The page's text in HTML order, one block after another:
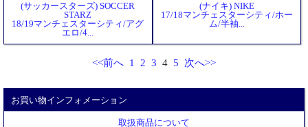
(サッカースターズ) SOCCER
STARZ
18/19マンチェスターシティ/アグ
エロ/4...
(ナイキ) NIKE
17/18マンチェスターシティ/ホー
ム/半袖...
<<前へ 1 2 3 4 5 次へ>>
お買い物インフォメーション
取扱商品について